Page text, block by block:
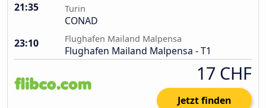
21:35 Turin
CONAD
23:10
Flughafen Mailand Malpensa
Flughafen Mailand Malpensa - T1
17 CHF
Jetzt finden